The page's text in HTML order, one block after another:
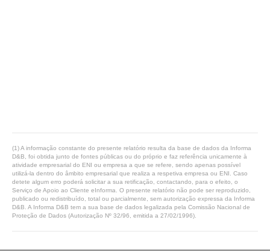
(1) A informação constante do presente relatório resulta da base de dados da Informa
D&B, foi obtida junto de fontes públicas ou do próprio e faz referência unicamente à
atividade empresarial do ENI ou empresa a que se refere, sendo apenas possível
utilizá-la dentro do âmbito empresarial que realiza a respetiva empresa ou ENI. Caso
detete algum erro poderá solicitar a sua retificação, contactando, para o efeito, o
Serviço de Apoio ao Cliente eInforma. O presente relatório não pode ser reproduzido,
publicado ou redistribuído, total ou parcialmente, sem autorização expressa da Informa
D&B. A Informa D&B tem a sua base de dados legalizada pela Comissão Nacional de
Proteção de Dados (Autorização Nº 32/96, emitida a 27/02/1996).